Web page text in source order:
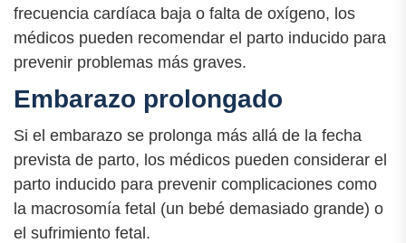
frecuencia cardíaca baja o falta de oxígeno, los
médicos pueden recomendar el parto inducido para
prevenir problemas más graves.
Embarazo prolongado
Si el embarazo se prolonga más allá de la fecha
prevista de parto, los médicos pueden considerar el
parto inducido para prevenir complicaciones como
la macrosomía fetal (un bebé demasiado grande) o
el sufrimiento fetal.